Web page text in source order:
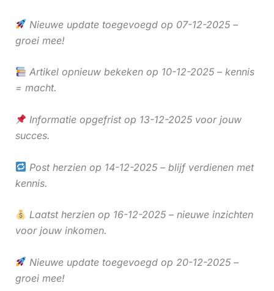
Nieuwe update toegevoegd op 07-12-2025 –
groei mee!
Artikel opnieuw bekeken op 10-12-2025 – kennis
= macht.
Informatie opgefrist op 13-12-2025 voor jouw
succes.
Post herzien op 14-12-2025 – blijf verdienen met
kennis.
Laatst herzien op 16-12-2025 – nieuwe inzichten
voor jouw inkomen.
Nieuwe update toegevoegd op 20-12-2025 –
groei mee!